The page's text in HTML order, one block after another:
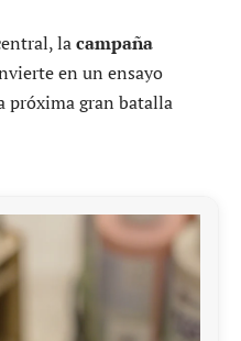
lacampaña
en un ensayo
próxima gran batalla